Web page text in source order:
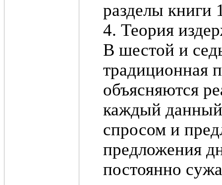
разделы книги
4. Теория
В шестой и
традиционная
объясняются
каждый
спросом и
предложения
постоянно